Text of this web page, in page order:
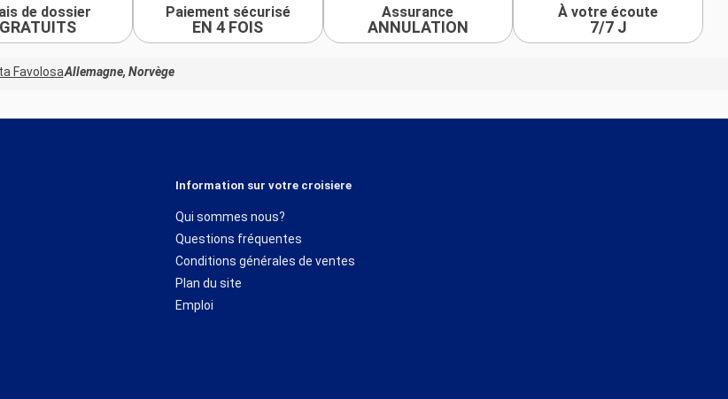
de dossier
GRATUITS
Paiement sécurisé
EN 4 FOIS
Assurance
ANNULATION
À votre écoute
7/7 J
FavolosaAllemagne, Norvège
Information sur votre croisiere
Qui sommes nous?
Questions fréquentes
Conditions générales de ventes
Plan du site
Emploi